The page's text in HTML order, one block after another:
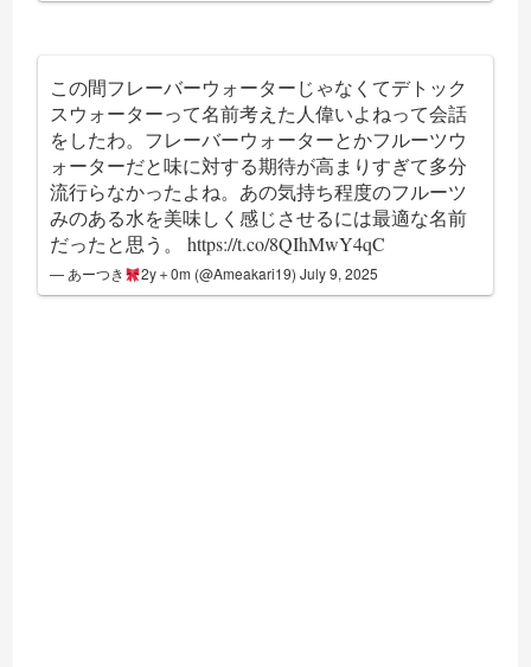
この間フレーバーウォーターじゃなくてデトック
スウォーターって名前考えた人偉いよねって会話
をしたわ。フレーバーウォーターとかフルーツウ
ォーターだと味に対する期待が高まりすぎて多分
流行らなかったよね。あの気持ち程度のフルーツ
みのある水を美味しく感じさせるには最適な名前
だったと思う。https://t.co/8QIhMwY4qC
— あーつき 2y＋0m (@Ameakari19) July 9, 2025